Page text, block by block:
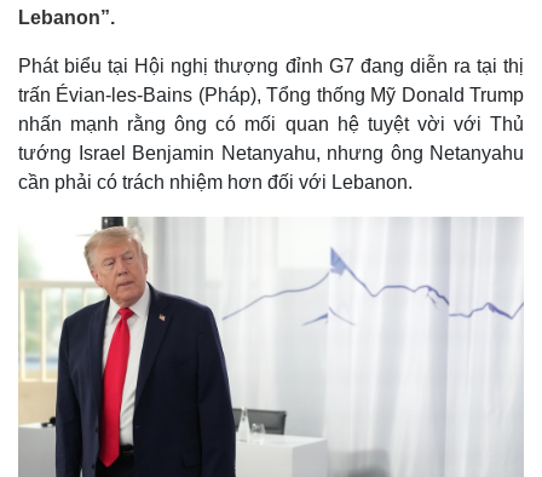
Lebanon”.
Phát biểu tại Hội nghị thượng đỉnh G7 đang diễn ra tại thị
trấn Évian-les-Bains (Pháp), Tổng thống Mỹ Donald Trump
nhấn mạnh rằng ông có mối quan hệ tuyệt vời với Thủ
tướng Israel Benjamin Netanyahu, nhưng ông Netanyahu
cần phải có trách nhiệm hơn đối với Lebanon.